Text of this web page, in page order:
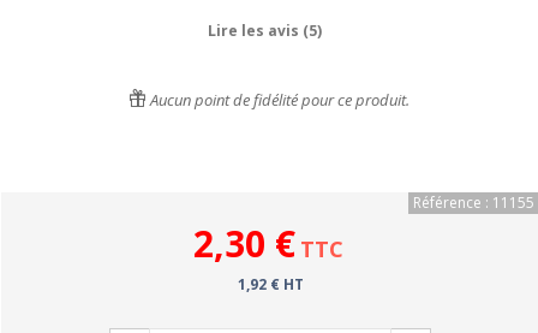
Lire les avis (5)
Aucun point de fidélité pour ce produit.
Référence : 11155
2,30 € TTC
1,92 € HT